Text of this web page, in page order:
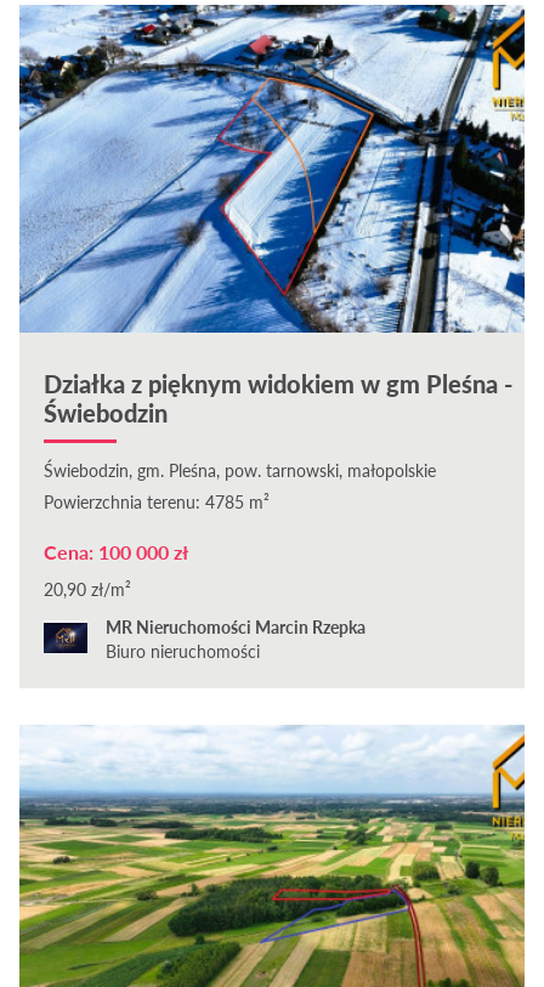
Działka z pięknym widokiem w gm Pleśna -
Świebodzin
Świebodzin, gm. Pleśna, pow. tarnowski, małopolskie
Powierzchnia terenu: 4785 m²
Cena: 100 000 zł
20,90 zł/m²
MR Nieruchomości Marcin Rzepka
Biuro nieruchomości